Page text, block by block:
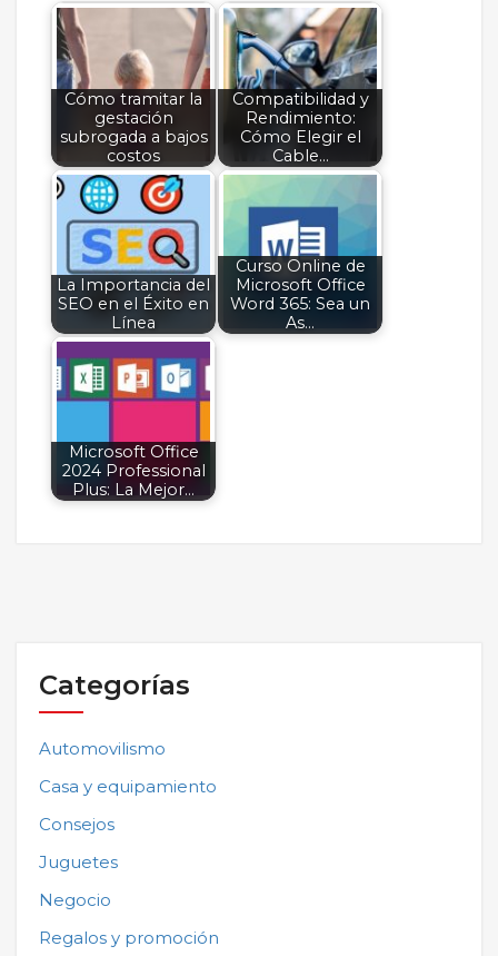
Cómo tramitar la
gestación
subrogada a bajos
costos
Compatibilidad y
Rendimiento:
Cómo Elegir el
Cable…
La Importancia del
SEO en el Éxito en
Línea
Curso Online de
Microsoft Office
Word 365: Sea un
As…
Microsoft Office
2024 Professional
Plus: La Mejor…
Categorías
Automovilismo
Casa y equipamiento
Consejos
Juguetes
Negocio
Regalos y promoción